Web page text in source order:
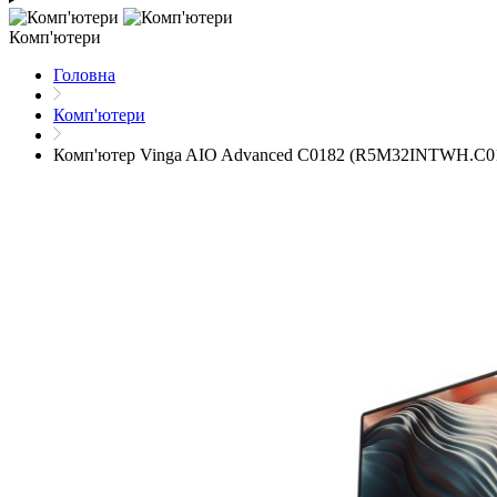
Комп'ютери
Головна
Комп'ютери
Комп'ютер Vinga AIO Advanced C0182